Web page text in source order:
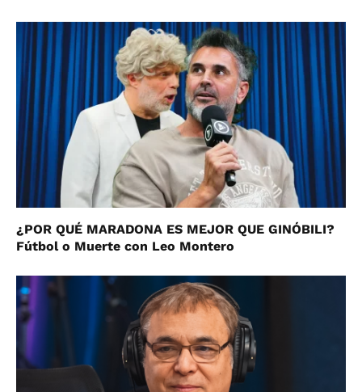
¿POR QUÉ MARADONA ES MEJOR QUE GINÓBILI?
Fútbol o Muerte con Leo Montero